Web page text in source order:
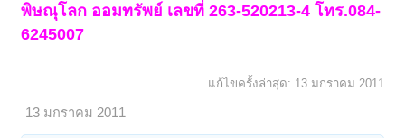
พิษณุโลก ออมทรัพย์ เลขที่ 263-520213-4 โทร.084-
6245007
แก้ไขครั้งล่าสุด: 13 มกราคม 2011
13 มกราคม 2011